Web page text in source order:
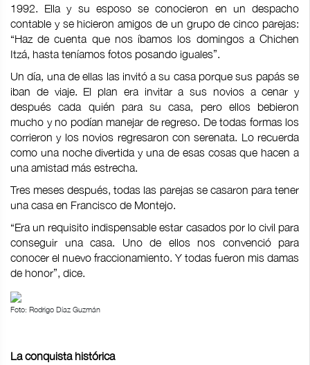
1992. Ella y su esposo se conocieron en un despacho
contable y se hicieron amigos de un grupo de cinco parejas:
“Haz de cuenta que nos íbamos los domingos a Chichen
Itzá, hasta teníamos fotos posando iguales”.
Un día, una de ellas las invitó a su casa porque sus papás se
iban de viaje. El plan era invitar a sus novios a cenar y
después cada quién para su casa, pero ellos bebieron
mucho y no podían manejar de regreso. De todas formas los
corrieron y los novios regresaron con serenata. Lo recuerda
como una noche divertida y una de esas cosas que hacen a
una amistad más estrecha.
Tres meses después, todas las parejas se casaron para tener
una casa en Francisco de Montejo.
“Era un requisito indispensable estar casados por lo civil para
conseguir una casa. Uno de ellos nos convenció para
conocer el nuevo fraccionamiento. Y todas fueron mis damas
de honor”, dice.
Foto: Rodrigo Díaz Guzmán
La conquista histórica